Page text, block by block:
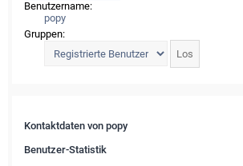
Benutzername:
popy
Gruppen:
Kontaktdaten von popy
Benutzer-Statistik